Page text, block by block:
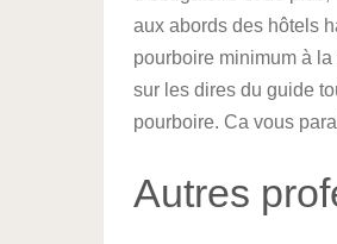
aux abords des hôtels
pourboire minimum à
sur les dires du guide
pourboire. Ca vous
Autres